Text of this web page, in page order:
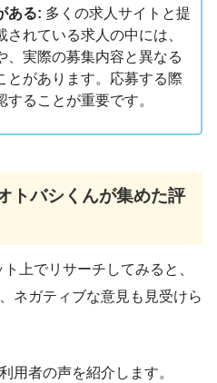
ある: 多くの求人サイトと提
れている求人の中には、
、実際の募集内容と異なる
とがあります。応募する際
ることが重要です。
トバシくんが集めた評
上でリサーチしてみると、
ネガティブな意見も見受けら
用者の声を紹介します。